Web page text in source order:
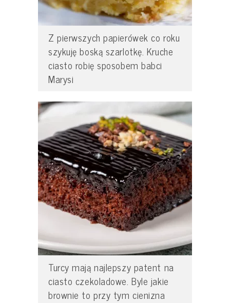
Z pierwszych papierówek co roku
szykuję boską szarlotkę. Kruche
ciasto robię sposobem babci
Marysi
Turcy mają najlepszy patent na
ciasto czekoladowe. Byle jakie
brownie to przy tym cienizna